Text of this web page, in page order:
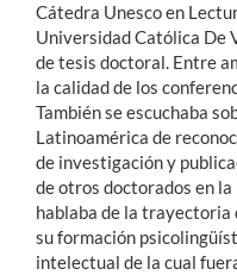
Cátedra Unesco en
Universidad Católica De
de tesis doctoral. Entre
la calidad de los
También se escuchaba
Latinoamérica de
de investigación y
de otros doctorados en
hablaba de la trayectoria
su formación
intelectual de la cual